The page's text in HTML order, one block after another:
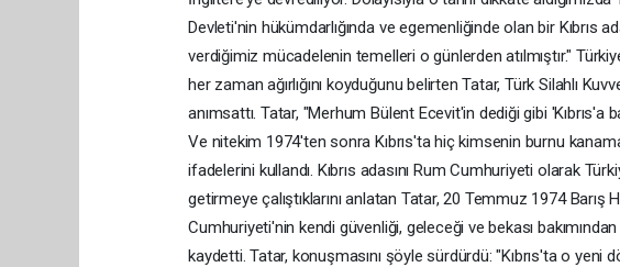
Devleti'nin hükümdarlığında ve egemenliğinde olan bir Kıbrıs
verdiğimiz mücadelenin temelleri o günlerden atılmıştır."
her zaman ağırlığını koyduğunu belirten Tatar, Türk Silahlı
anımsattı. Tatar, "Merhum Bülent Ecevit'in dediği gibi
Ve nitekim 1974'ten sonra Kıbrıs'ta hiç kimsenin burnu
ifadelerini kullandı. Kıbrıs adasını Rum Cumhuriyeti olarak
getirmeye çalıştıklarını anlatan Tatar, 20 Temmuz 1974 Barış
Cumhuriyeti'nin kendi güvenliği, geleceği ve bekası
kaydetti. Tatar, konuşmasını şöyle sürdürdü: "Kıbrıs'ta o yeni